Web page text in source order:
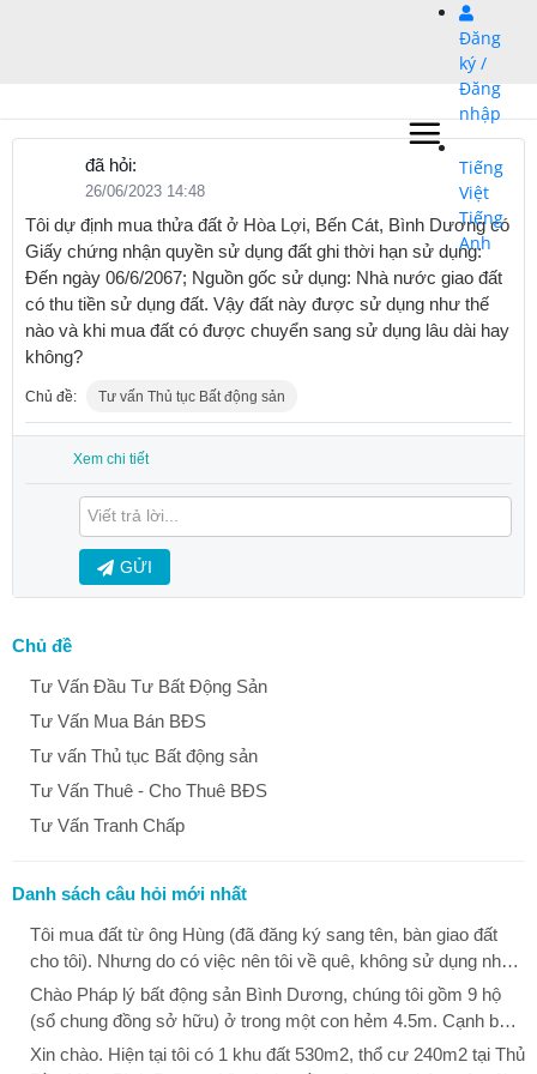
Đăng
ký /
Đăng
nhập
Tiếng
Việt
Tiếng
Anh
Chủ đề
Tư Vấn Đầu Tư Bất Động Sản
Tư Vấn Mua Bán BĐS
Tư vấn Thủ tục Bất động sản
Tư Vấn Thuê - Cho Thuê BĐS
Tư Vấn Tranh Chấp
Danh sách câu hỏi mới nhất
Tôi mua đất từ ông Hùng (đã đăng ký sang tên, bàn giao đất
cho tôi). Nhưng do có việc nên tôi về quê, không sử dụng nhà.
Khi tôi vào thì thấy ông Dũng đã phá ổ khóa vào nhà tôi ở. Tôi
hỏi ông Dũng thì ông Dũng nói là đất này của mẹ ông Dũng, khi
thuận nhà này để làm từ đường và giao cho ông Dũng đại diện
Chào Pháp lý bất động sản Bình Dương, chúng tôi gồm 9 hộ
(sổ chung đồng sở hữu) ở trong một con hẻm 4.5m. Cạnh bên
là đất bỏ hoang (đất công của Quận 12). Tháng 12 vừa rồi
Xin chào. Hiện tại tôi có 1 khu đất 530m2, thổ cư 240m2 tại Thủ
đã hỏi:
26/06/2023 14:48
Tôi dự định mua thửa đất ở Hòa Lợi, Bến Cát, Bình Dương có
Giấy chứng nhận quyền sử dụng đất ghi thời hạn sử dụng:
Đến ngày 06/6/2067; Nguồn gốc sử dụng: Nhà nước giao đất
có thu tiền sử dụng đất. Vậy đất này được sử dụng như thế
nào và khi mua đất có được chuyển sang sử dụng lâu dài hay
không?
Chủ đề: Tư vấn Thủ tục Bất động sản
Xem chi tiết
GỬI